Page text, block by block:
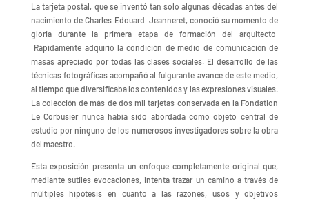
La tarjeta postal, que se inventó tan solo algunas décadas antes del
nacimiento de Charles Edouard Jeanneret, conoció su momento de
gloria durante la primera etapa de formación del arquitecto.
Rápidamente adquirió la condición de medio de comunicación de
masas apreciado por todas las clases sociales. El desarrollo de las
técnicas fotográficas acompañó al fulgurante avance de este medio,
al tiempo que diversificaba los contenidos y las expresiones visuales.
La colección de más de dos mil tarjetas conservada en la Fondation
Le Corbusier nunca había sido abordada como objeto central de
estudio por ninguno de los numerosos investigadores sobre la obra
del maestro.
Esta exposición presenta un enfoque completamente original que,
mediante sutiles evocaciones, intenta trazar un camino a través de
múltiples hipótesis en cuanto a las razones, usos y objetivos